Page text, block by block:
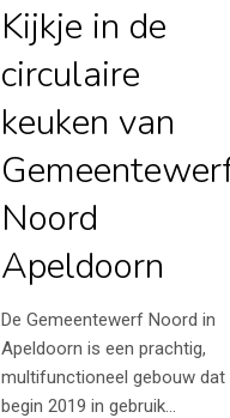
Kijkje in de
circulaire
keuken van
Noord
Apeldoorn
De Gemeentewerf Noord in
Apeldoorn is een prachtig,
multifunctioneel gebouw dat
begin 2019 in gebruik…